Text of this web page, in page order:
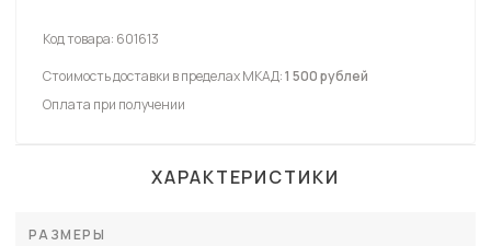
Код товара: 601613
Стоимость доставки в пределах МКАД:1 500 рублей
Оплата при получении
ХАРАКТЕРИСТИКИ
РАЗМЕРЫ